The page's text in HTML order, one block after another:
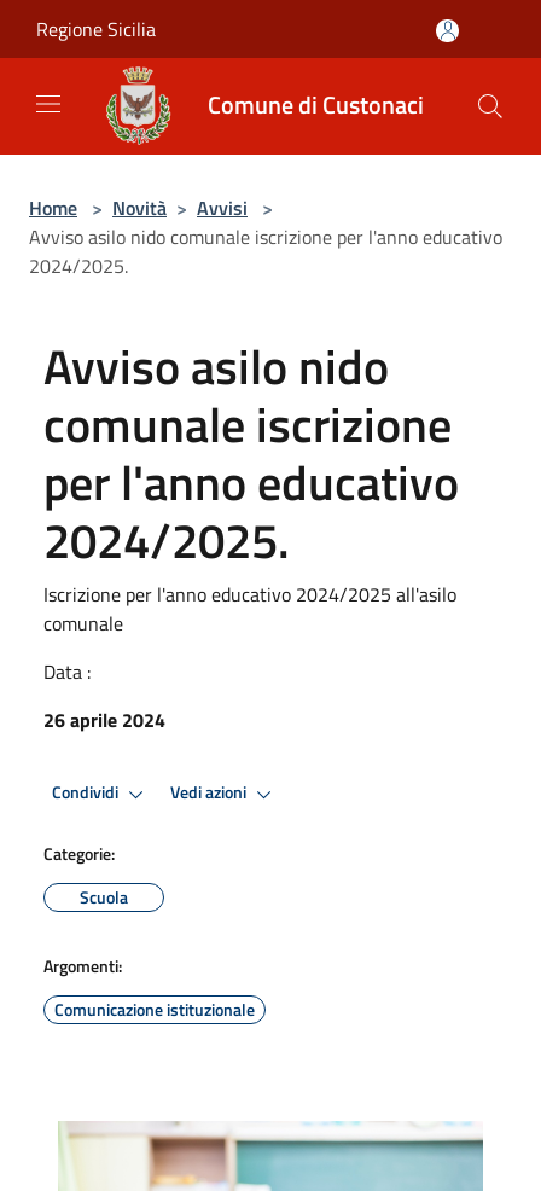
Regione Sicilia
Comune di Custonaci
Home > Novità > Avvisi >
Avviso asilo nido comunale iscrizione per l'anno educativo
2024/2025.
Avviso asilo nido
comunale iscrizione
per l'anno educativo
2024/2025.
Iscrizione per l'anno educativo 2024/2025 all'asilo
comunale
Data :
26 aprile 2024
Condividi Vedi azioni
Categorie:
Scuola
Argomenti:
Comunicazione istituzionale